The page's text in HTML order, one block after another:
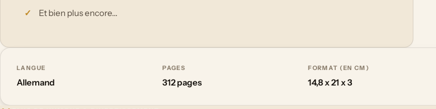
Et bien plus encore…
LANGUE
Allemand
PAGES
312 pages
FORMAT (EN CM)
14,8 x 21 x 3